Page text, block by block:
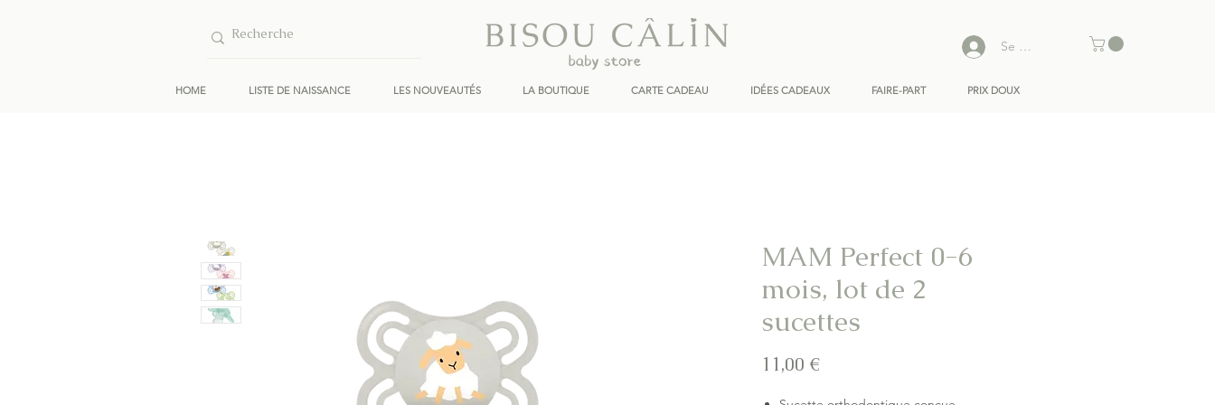
HOME LISTE DE NAISSANCE LES NOUVEAUTÉS LA BOUTIQUE CARTE CADEAU IDÉES CADEAUX FAIRE-PART PRIX DOUX
Se connecter
MAM Perfect 0-6
mois, lot de 2
sucettes
11,00 €Prix